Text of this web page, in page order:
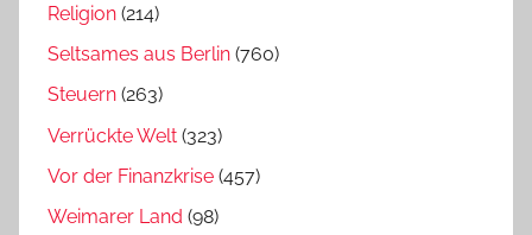
Religion (214)
Seltsames aus Berlin (760)
Steuern (263)
Verrückte Welt (323)
Vor der Finanzkrise (457)
Weimarer Land (98)